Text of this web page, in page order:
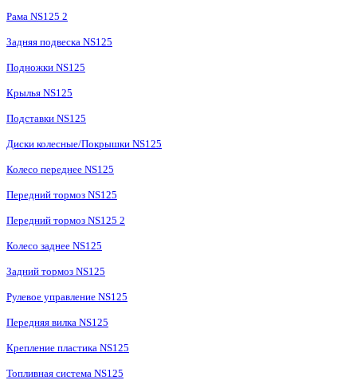
Рама NS125 2
Задняя подвеска NS125
Подножки NS125
Крылья NS125
Подставки NS125
Диски колесные/Покрышки NS125
Колесо переднее NS125
Передний тормоз NS125
Передний тормоз NS125 2
Колесо заднее NS125
Задний тормоз NS125
Рулевое управление NS125
Передняя вилка NS125
Крепление пластика NS125
Топливная система NS125